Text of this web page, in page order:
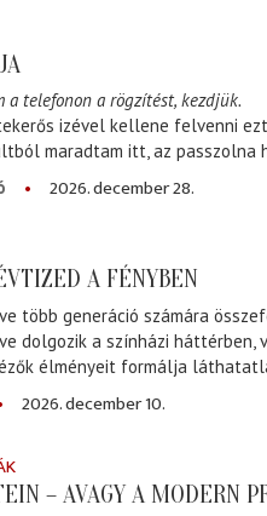
a telefonon a rögzítést, kezdjük.
izével kellene felvenni
maradtam itt, az passzolna
2026. december 28.
A FÉNYBEN
több generáció számára
dolgozik a színházi
élményeit formálja
2026. december 10.
– AVAGY A MODERN